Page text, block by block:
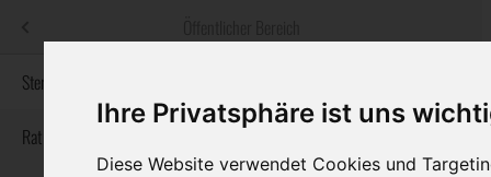
Ihre Privatsphäre ist uns
Diese Website verwendet Cookies und
bestatter.at
Informationswebsite der österreichischen Bestatter
Sterbeanzeigen
Rat & Hilfe im Trauerfall